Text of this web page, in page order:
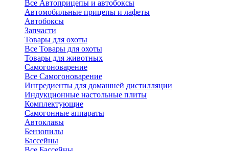
Все Автоприцепы и автобоксы
Автомобильные прицепы и лафеты
Автобоксы
Запчасти
Товары для охоты
Все Товары для охоты
Товары для животных
Самогоноварение
Все Самогоноварение
Ингредиенты для домашней дистилляции
Индукционные настольные плиты
Комплектующие
Самогонные аппараты
Автоклавы
Бензопилы
Бассейны